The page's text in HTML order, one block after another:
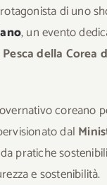
di uno
, un evento
della Corea
coreano
dal
pratiche
e sostenibilità.